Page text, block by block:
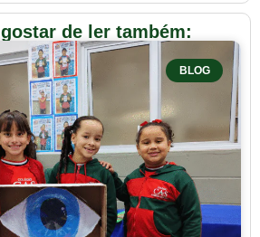
de ler também:
BLOG